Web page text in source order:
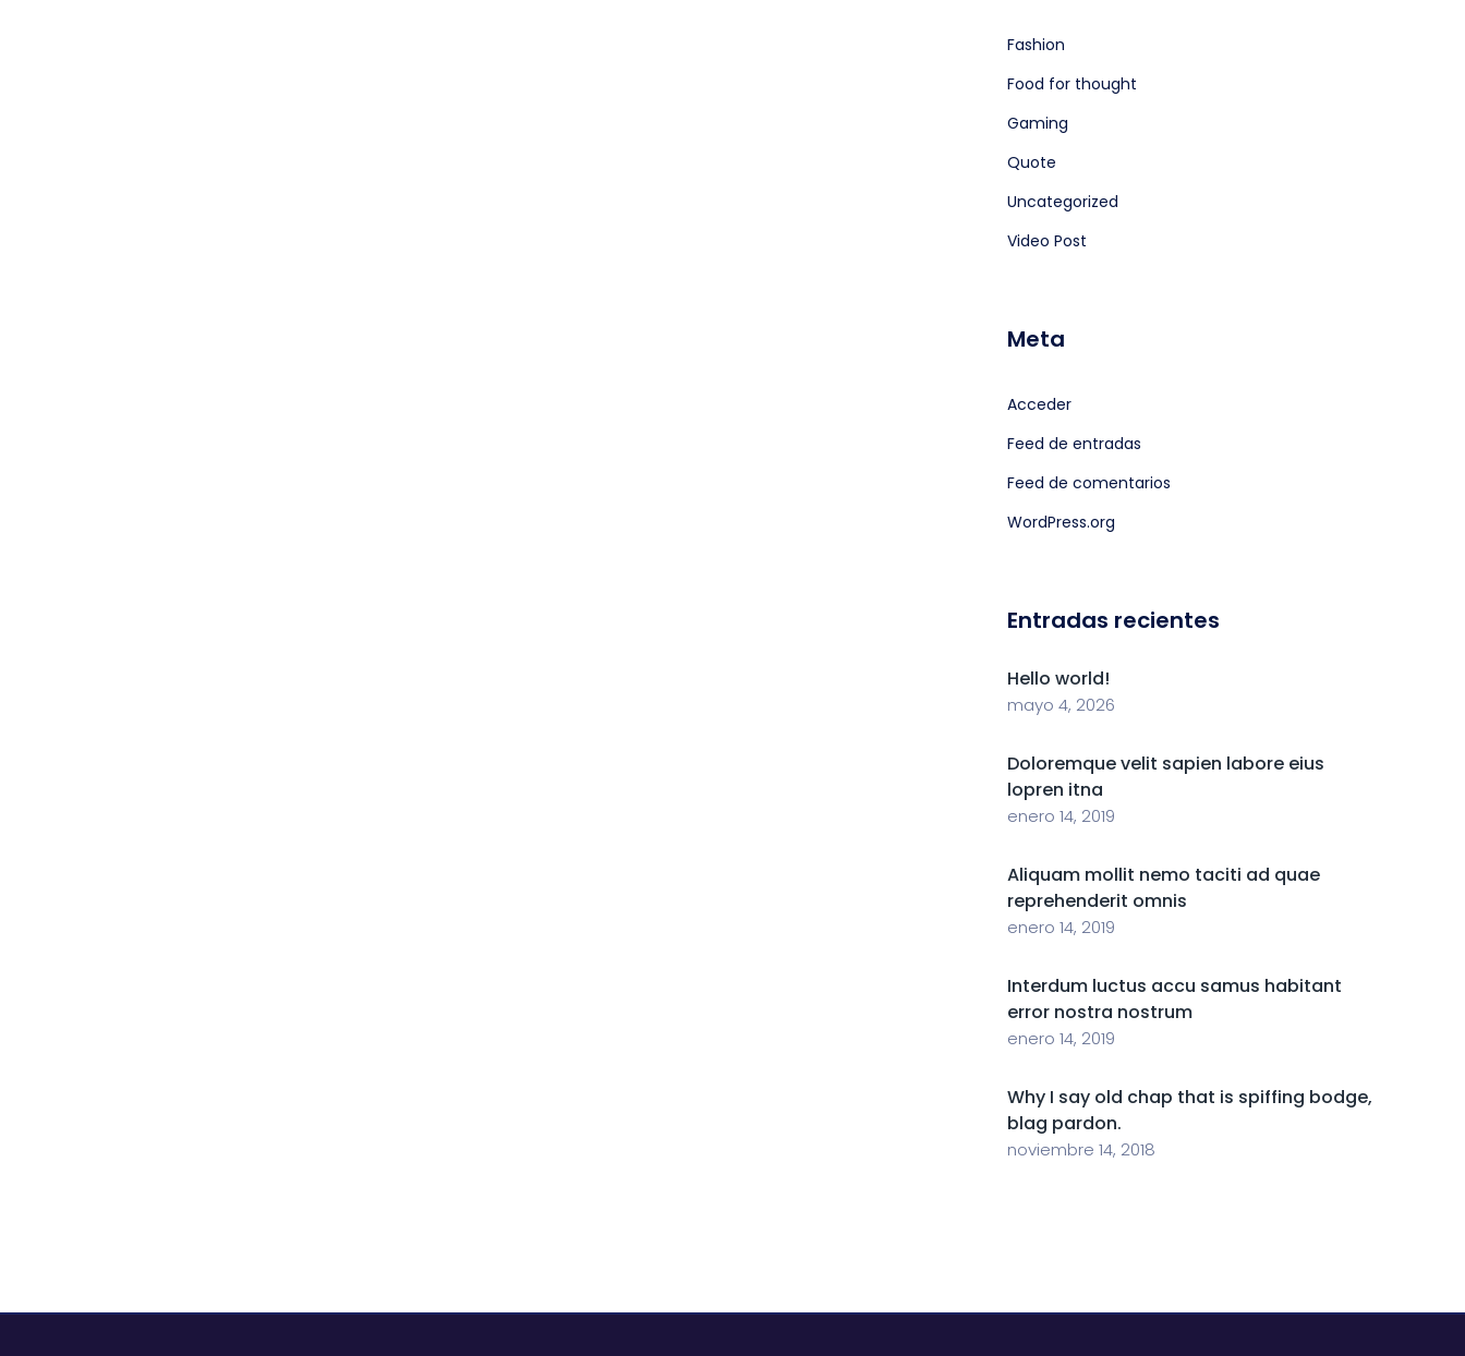
Fashion
Food for thought
Gaming
Quote
Uncategorized
Video Post
Meta
Acceder
Feed de entradas
Feed de comentarios
WordPress.org
Entradas recientes
Hello world!
mayo 4, 2026
Doloremque velit sapien labore eius
lopren itna
enero 14, 2019
Aliquam mollit nemo taciti ad quae
reprehenderit omnis
enero 14, 2019
Interdum luctus accu samus habitant
error nostra nostrum
enero 14, 2019
Why I say old chap that is spiffing bodge,
blag pardon.
noviembre 14, 2018